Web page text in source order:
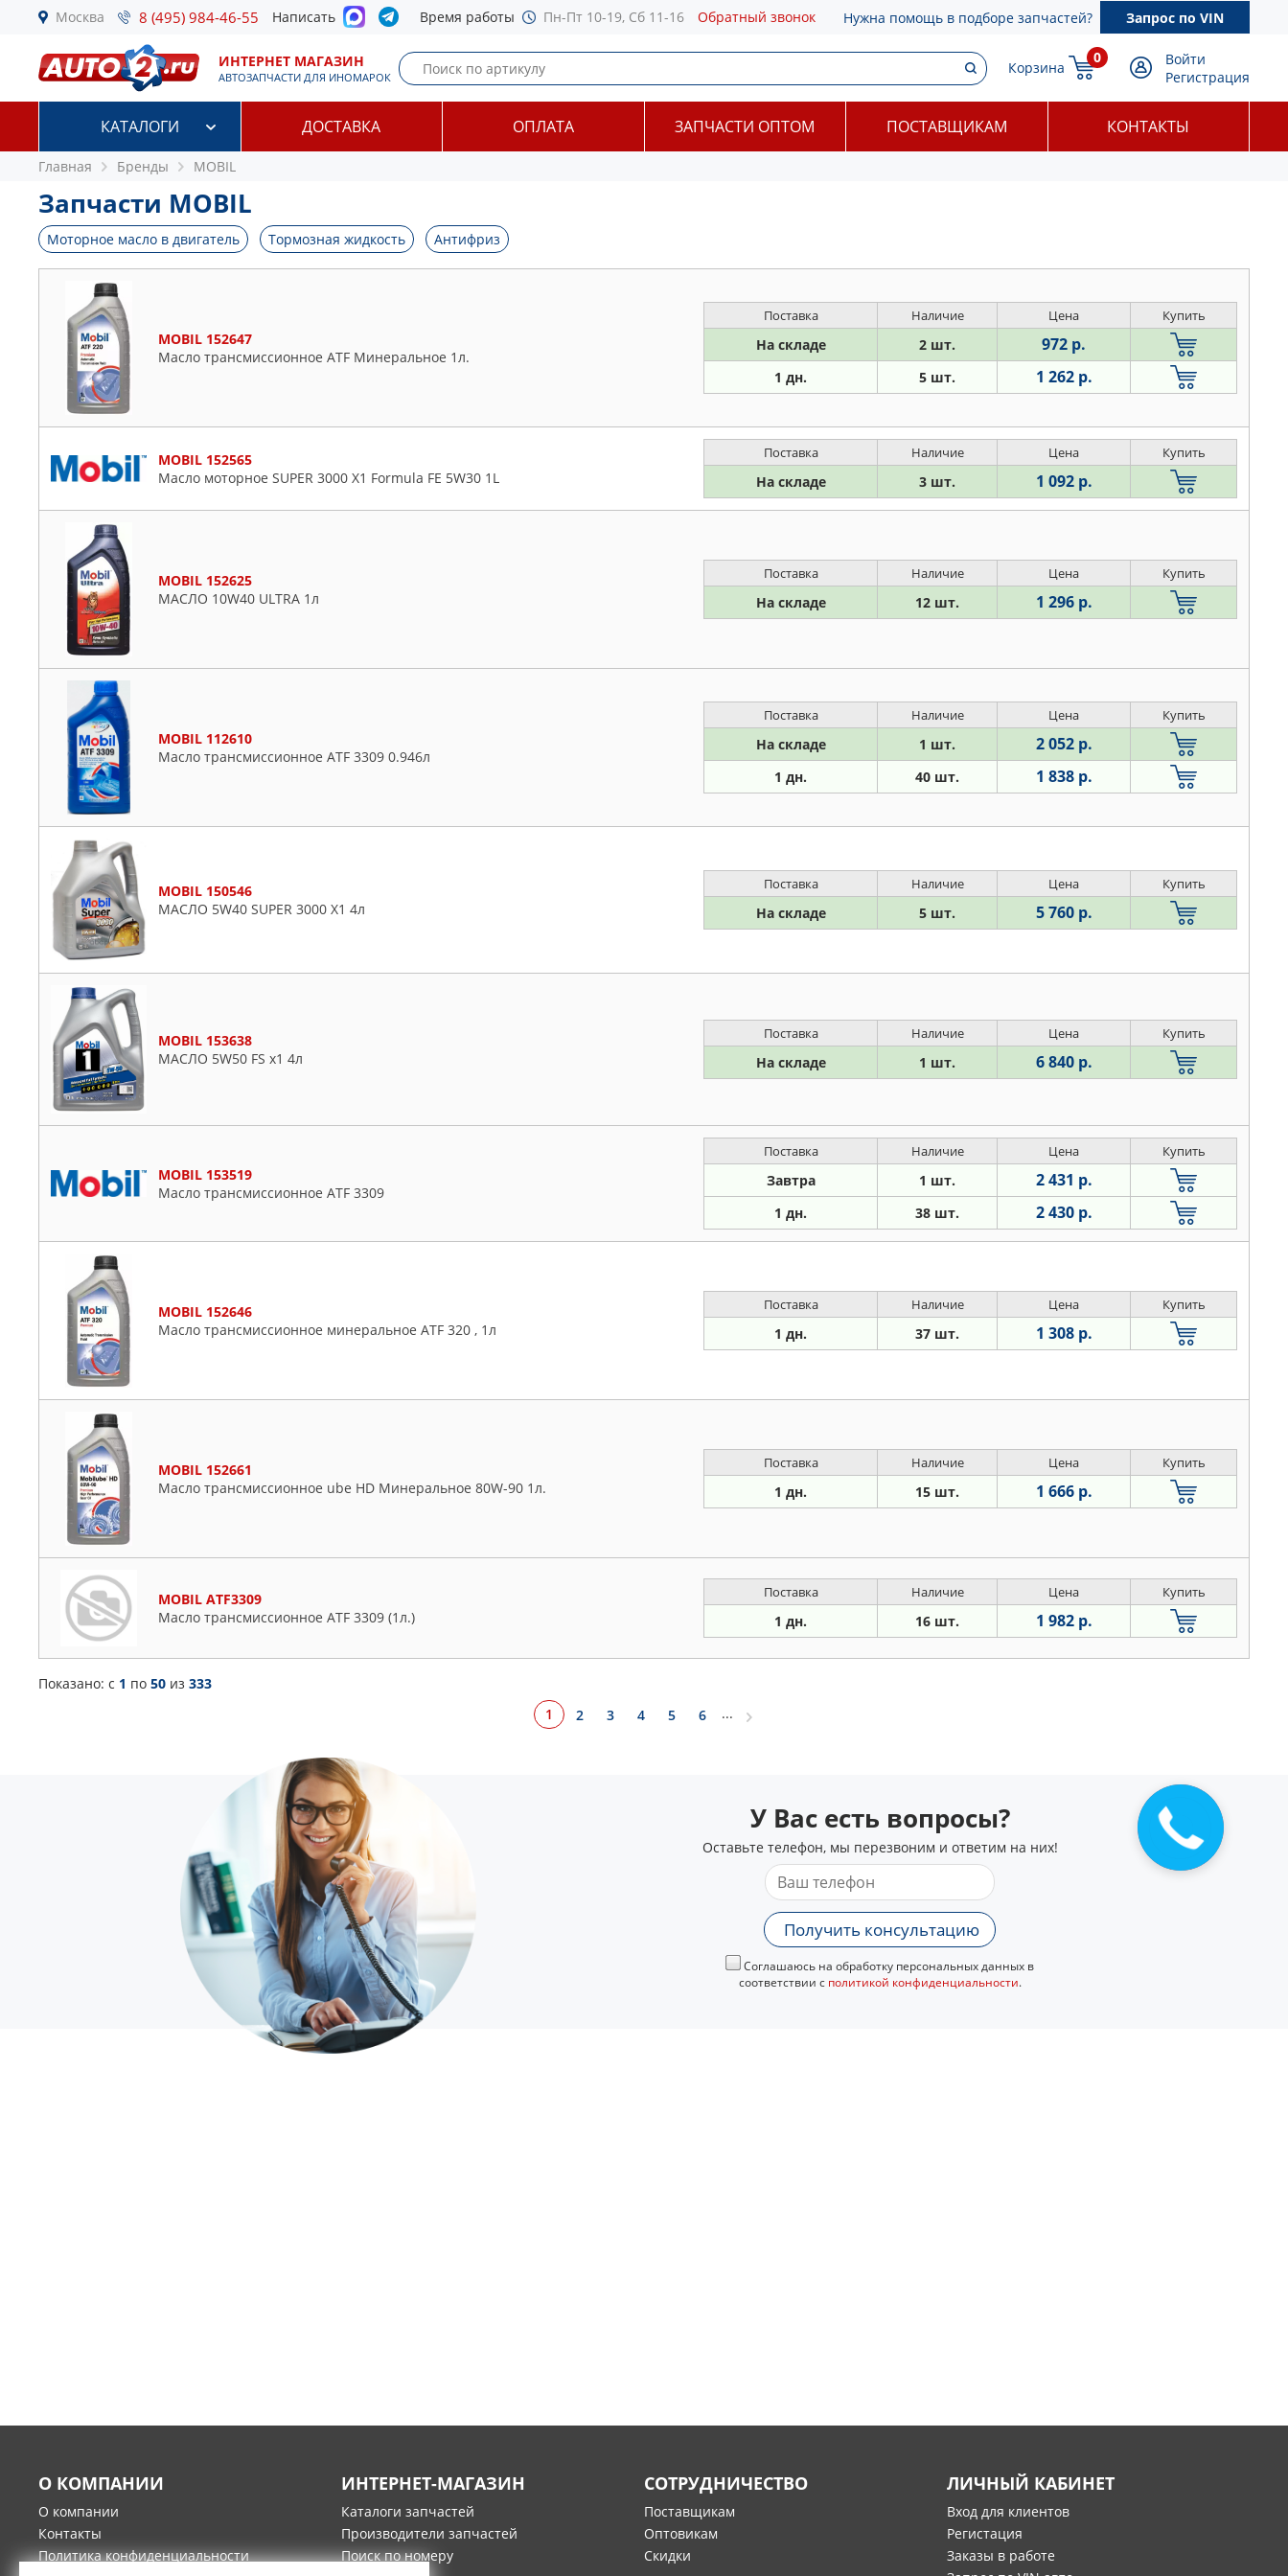
Москва 8 (495) 984-46-55 Написать Время работы Пн-Пт 10-19, Сб 11-16 Обратный звонок Нужна помощь в подборе запчастей? Запрос по VIN
ИНТЕРНЕТ МАГАЗИН
АВТОЗАПЧАСТИ ДЛЯ ИНОМАРОК
Корзина
0
Войти
Регистрация
КАТАЛОГИ ДОСТАВКА ОПЛАТА ЗАПЧАСТИ ОПТОМ ПОСТАВЩИКАМ КОНТАКТЫ
Главная Бренды MOBIL
Запчасти MOBIL
Моторное масло в двигатель Тормозная жидкость Антифриз
MOBIL 152647
Масло трансмиссионное ATF Минеральное 1л.
Поставка Наличие Цена Купить
На складе 2 шт. 972 р.
1 дн. 5 шт. 1 262 р.
MOBIL 152565
Масло моторное SUPER 3000 X1 Formula FE 5W30 1L
Поставка Наличие Цена Купить
На складе 3 шт. 1 092 р.
MOBIL 152625
МАСЛО 10W40 ULTRA 1л
Поставка Наличие Цена Купить
На складе 12 шт. 1 296 р.
MOBIL 112610
Масло трансмиссионное ATF 3309 0.946л
Поставка Наличие Цена Купить
На складе 1 шт. 2 052 р.
1 дн. 40 шт. 1 838 р.
MOBIL 150546
МАСЛО 5W40 SUPER 3000 X1 4л
Поставка Наличие Цена Купить
На складе 5 шт. 5 760 р.
MOBIL 153638
МАСЛО 5W50 FS x1 4л
Поставка Наличие Цена Купить
На складе 1 шт. 6 840 р.
MOBIL 153519
Масло трансмиссионное ATF 3309
Поставка Наличие Цена Купить
Завтра 1 шт. 2 431 р.
1 дн. 38 шт. 2 430 р.
MOBIL 152646
Масло трансмиссионное минеральное ATF 320 , 1л
Поставка Наличие Цена Купить
1 дн. 37 шт. 1 308 р.
MOBIL 152661
Масло трансмиссионное ube HD Минеральное 80W-90 1л.
Поставка Наличие Цена Купить
1 дн. 15 шт. 1 666 р.
MOBIL ATF3309
Масло трансмиссионное ATF 3309 (1л.)
Поставка Наличие Цена Купить
1 дн. 16 шт. 1 982 р.
Показано: c 1 по 50 из 333
1
2 3 4 5 6 ...
У Вас есть вопросы?
Оставьте телефон, мы перезвоним и ответим на них!
Получить консультацию
Соглашаюсь на обработку персональных данных в
соответствии с политикой конфиденциальности.
О КОМПАНИИ
О компании
Контакты
Политика конфиденциальности
ИНТЕРНЕТ-МАГАЗИН
Каталоги запчастей
Производители запчастей
Поиск по номеру
СОТРУДНИЧЕСТВО
Поставщикам
Оптовикам
Скидки
ЛИЧНЫЙ КАБИНЕТ
Вход для клиентов
Регистация
Заказы в работе